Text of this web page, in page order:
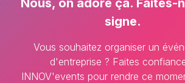
Nous, on adore ça. Faites-
signe.
Vous souhaitez organiser un
d'entreprise ? Faites
INNOV'events pour rendre ce